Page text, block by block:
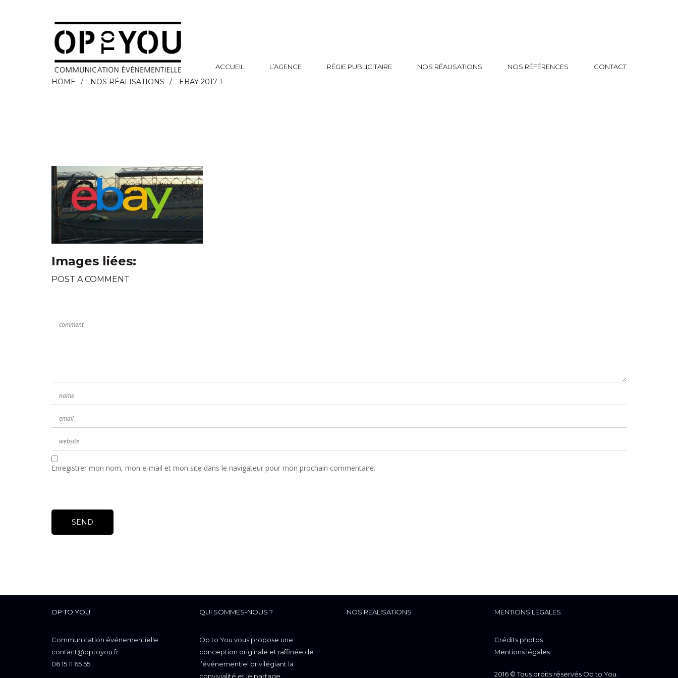
ACCUEIL L’AGENCE RÉGIE PUBLICITAIRE NOS RÉALISATIONS NOS RÉFÉRENCES CONTACT
HOME NOS RÉALISATIONS EBAY 2017 1
Images liées:
POST A COMMENT
Enregistrer mon nom, mon e-mail et mon site dans le navigateur pour mon prochain commentaire.
OP TO YOU
Communication événementielle
contact@optoyou.fr
06 15 11 65 55
QUI SOMMES-NOUS ?
Op to You vous propose une
conception originale et raffinée de
l’événementiel privilégiant la
convivialité et le partage.
NOS REALISATIONS MENTIONS LÉGALES
Crédits photos
Mentions légales
2016 © Tous droits réservés Op to You.